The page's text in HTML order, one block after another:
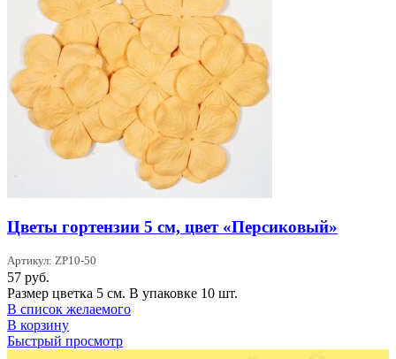
Цветы гортензии 5 см, цвет «Персиковый»
Артикул: ZP10-50
57 руб.
Размер цветка 5 см. В упаковке 10 шт.
В список желаемого
В корзину
Быстрый просмотр